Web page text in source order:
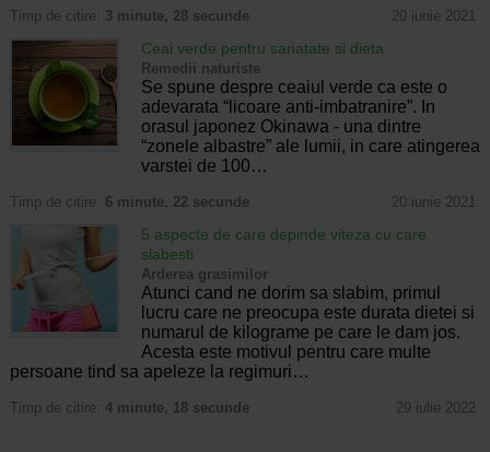
Timp de citire: 3 minute, 28 secunde 20 iunie 2021
Ceai verde pentru sanatate si dieta
Remedii naturiste
Se spune despre ceaiul verde ca este o
adevarata “licoare anti-imbatranire”. In
orasul japonez Okinawa - una dintre
“zonele albastre” ale lumii, in care atingerea
varstei de 100…
Timp de citire: 6 minute, 22 secunde 20 iunie 2021
5 aspecte de care depinde viteza cu care
slabesti
Arderea grasimilor
Atunci cand ne dorim sa slabim, primul
lucru care ne preocupa este durata dietei si
numarul de kilograme pe care le dam jos.
Acesta este motivul pentru care multe
persoane tind sa apeleze la regimuri…
Timp de citire: 4 minute, 18 secunde 29 iulie 2022